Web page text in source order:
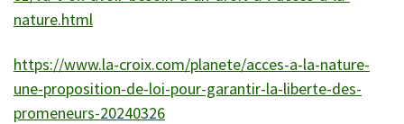
nature.html
https://www.la-croix.com/planete/acces-a-la-nature-
une-proposition-de-loi-pour-garantir-la-liberte-des-
promeneurs-20240326